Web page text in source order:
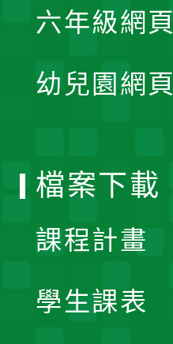
六年級網頁
幼兒園網頁
檔案下載
課程計畫
學生課表